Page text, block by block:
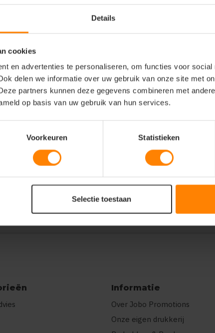
Details
cookies
en advertenties te personaliseren, om functies voor social
delen we informatie over uw gebruik van onze site met
partners kunnen deze gegevens combineren met
op basis van uw gebruik van hun services.
Voorkeuren Statistieken
Selectie toestaan
of meer kleuren"}]}
Informatie
Over Jobo Promotions
Onze eigen drukkerij